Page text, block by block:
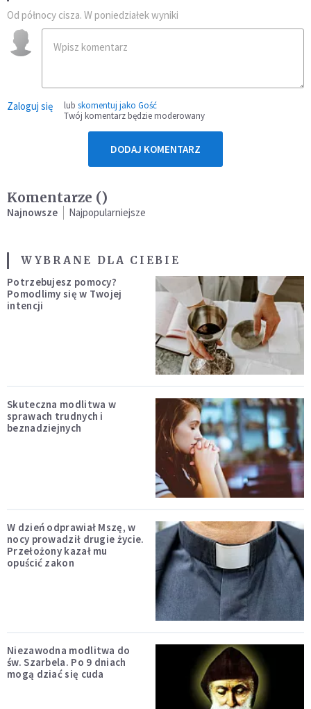
Od północy cisza. W poniedziałek wyniki
Zaloguj się lub skomentuj jako Gość
Twój komentarz będzie moderowany
DODAJ KOMENTARZ
Komentarze ()
Najnowsze Najpopularniejsze
WYBRANE DLA CIEBIE
Potrzebujesz pomocy?
Pomodlimy się w Twojej
intencji
Skuteczna modlitwa w
sprawach trudnych i
beznadziejnych
W dzień odprawiał Mszę, w
nocy prowadził drugie życie.
Przełożony kazał mu
opuścić zakon
Niezawodna modlitwa do
św. Szarbela. Po 9 dniach
mogą dziać się cuda